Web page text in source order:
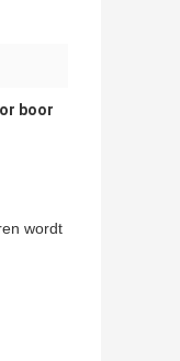
boor
wordt